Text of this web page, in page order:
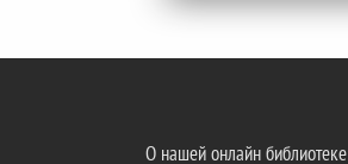
О нашей онлайн библиотеке